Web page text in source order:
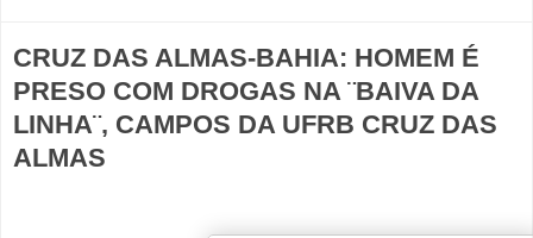
CRUZ DAS ALMAS-BAHIA: HOMEM É
PRESO COM DROGAS NA ¨BAIVA DA
LINHA¨, CAMPOS DA UFRB CRUZ DAS
ALMAS